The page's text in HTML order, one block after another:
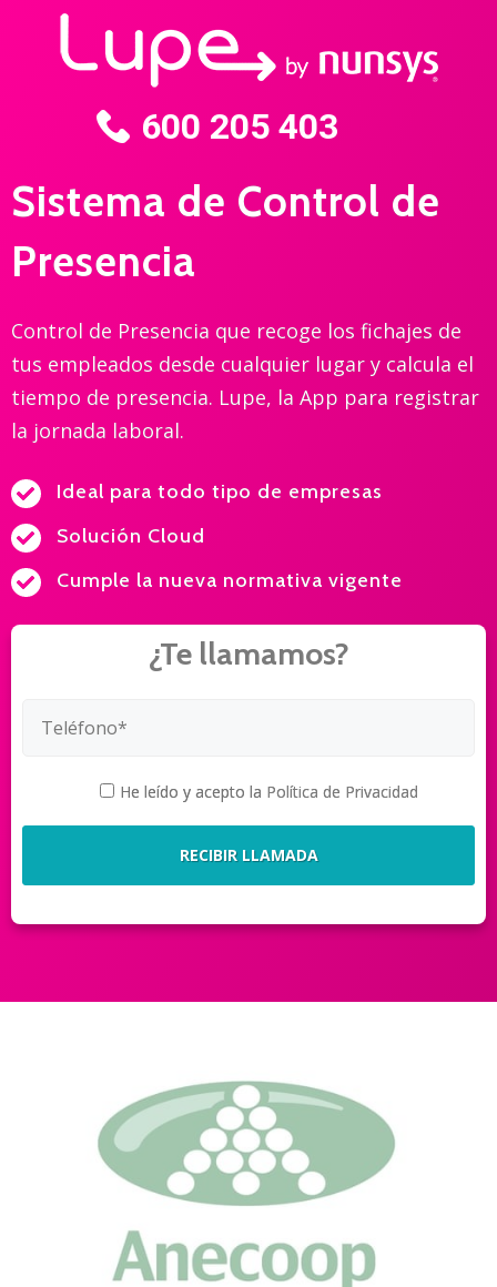
600 205 403
Sistema de Control de
Presencia
Control de Presencia que recoge los fichajes de
tus empleados desde cualquier lugar y calcula el
tiempo de presencia. Lupe, la App para registrar
la jornada laboral.
Ideal para todo tipo de empresas
Solución Cloud
Cumple la nueva normativa vigente
¿Te llamamos?
He leído y acepto la Política de Privacidad